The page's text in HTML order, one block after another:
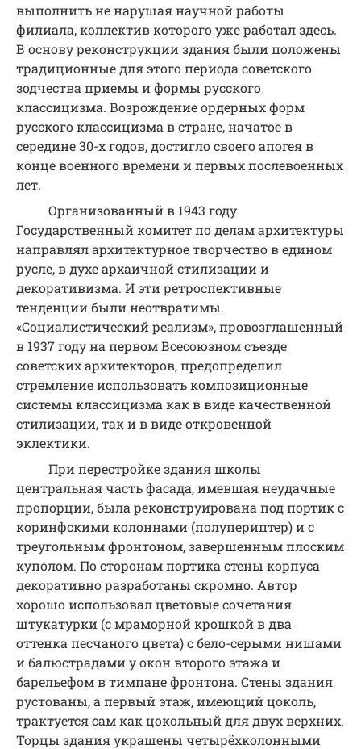
выполнить не нарушая научной работы
филиала, коллектив которого уже работал здесь.
В основу реконструкции здания были положены
традиционные для этого периода советского
зодчества приемы и формы русского
классицизма. Возрождение ордерных форм
русского классицизма в стране, начатое в
середине 30-х годов, достигло своего апогея в
конце военного времени и первых послевоенных
лет.
Организованный в 1943 году
Государственный комитет по делам архитектуры
направлял архитектурное творчество в едином
русле, в духе архаичной стилизации и
декоративизма. И эти ретроспективные
тенденции были неотвратимы.
«Социалистический реализм», провозглашенный
в 1937 году на первом Всесоюзном съезде
советских архитекторов, предопределил
стремление использовать композиционные
системы классицизма как в виде качественной
стилизации, так и в виде откровенной
эклектики.
При перестройке здания школы
центральная часть фасада, имевшая неудачные
пропорции, была реконструирована под портик с
коринфскими колоннами (полупериптер) и с
треугольным фронтоном, завершенным плоским
куполом. По сторонам портика стены корпуса
декоративно разработаны скромно. Автор
хорошо использовал цветовые сочетания
штукатурки (с мраморной крошкой в два
оттенка песчаного цвета) с бело-серыми нишами
и балюстрадами у окон второго этажа и
барельефом в тимпане фронтона. Стены здания
рустованы, а первый этаж, имеющий цоколь,
трактуется сам как цокольный для двух верхних.
Торцы здания украшены четырёхколонными